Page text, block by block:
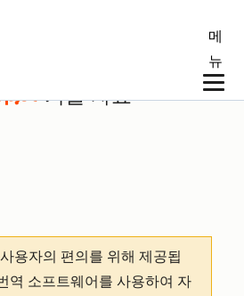
메
뉴
기술 자료
용자의 편의를 위해 제공됩
역 소프트웨어를 사용하여 자